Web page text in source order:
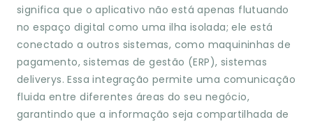
significa que o aplicativo não está apenas flutuando
no espaço digital como uma ilha isolada; ele está
conectado a outros sistemas, como maquininhas de
pagamento, sistemas de gestão (ERP), sistemas
deliverys. Essa integração permite uma comunicação
fluida entre diferentes áreas do seu negócio,
garantindo que a informação seja compartilhada de